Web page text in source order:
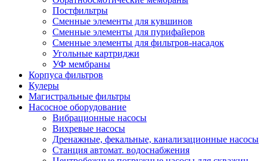
Постфильтры
Сменные элементы для кувшинов
Сменные элементы для пурифайеров
Сменные элементы для фильтров-насадок
Угольные картриджи
УФ мембраны
Корпуса фильтров
Кулеры
Магистральные фильтры
Насосное оборудование
Вибрационные насосы
Вихревые насосы
Дренажные, фекальные, канализационные насосы
Станция автомат. водоснабжения